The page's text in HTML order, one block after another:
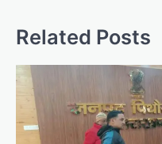
Related Posts